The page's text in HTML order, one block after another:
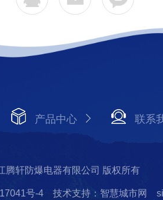
产品中心 联系
腾轩防爆电器有限公司 版权所有
号-4 技术支持：智慧城市网